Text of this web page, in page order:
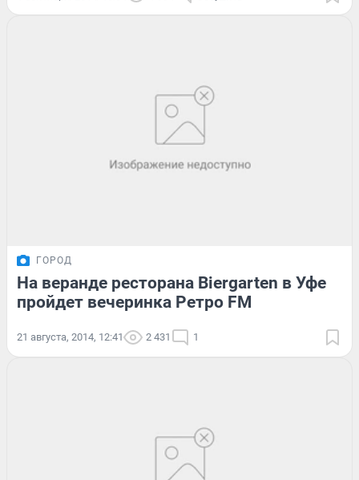
ГОРОД
На веранде ресторана Biergarten в Уфе
пройдет вечеринка Ретро FM
21 августа, 2014, 12:41 2 431 1